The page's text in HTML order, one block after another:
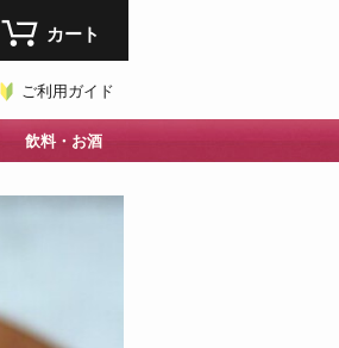
ご利用ガイド
カート
飲料・お酒